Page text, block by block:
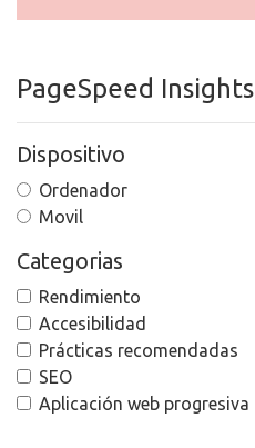
PageSpeed Insights
Dispositivo
Ordenador
Movil
Categorias
Rendimiento
Accesibilidad
Prácticas recomendadas
SEO
Aplicación web progresiva